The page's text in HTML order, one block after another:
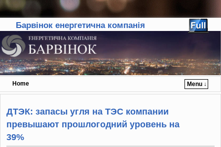
Барвінок енергетична компанія
Home
Menu ↓
Skip to primary content
Skip to secondary content
ДТЭК: запасы угля на ТЭС компании
превышают прошлогодний уровень на
39%